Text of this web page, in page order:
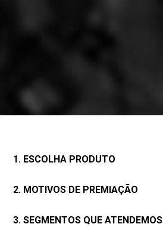
1. ESCOLHA PRODUTO
2. MOTIVOS DE PREMIAÇÃO
3. SEGMENTOS QUE ATENDEMOS